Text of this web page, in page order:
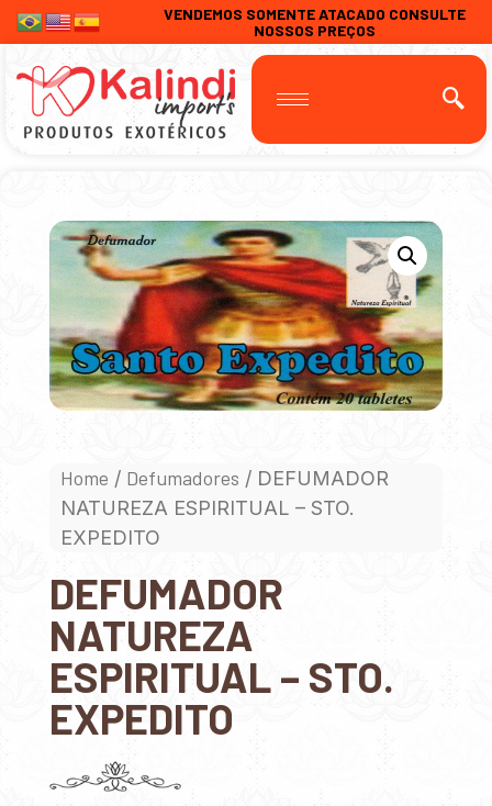
VENDEMOS SOMENTE ATACADO CONSULTE
NOSSOS PREÇOS
Home / Defumadores / DEFUMADOR
NATUREZA ESPIRITUAL – STO.
EXPEDITO
DEFUMADOR
NATUREZA
ESPIRITUAL – STO.
EXPEDITO